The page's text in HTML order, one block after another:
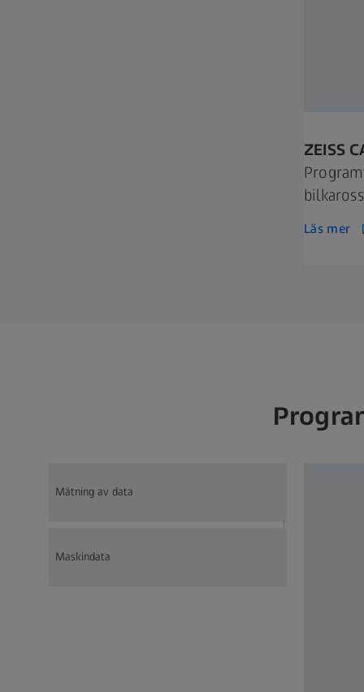
ZEISS
Läs mer
Mätning av data
Maskindata